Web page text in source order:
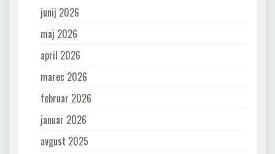
junij 2026
maj 2026
april 2026
marec 2026
februar 2026
januar 2026
avgust 2025